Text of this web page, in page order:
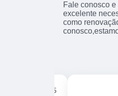
Fale conosco
excelente
como